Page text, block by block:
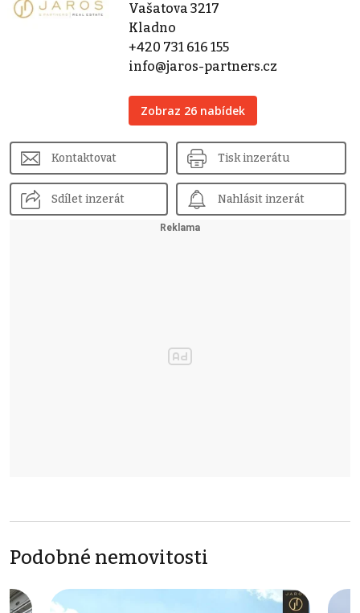
Vašatova 3217
Kladno
+420 731 616 155
info@jaros-partners.cz
Zobraz 26 nabídek
Kontaktovat Tisk inzerátu
Sdílet inzerát Nahlásit inzerát
Podobné nemovitosti